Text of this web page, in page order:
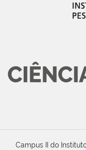
Campus II do